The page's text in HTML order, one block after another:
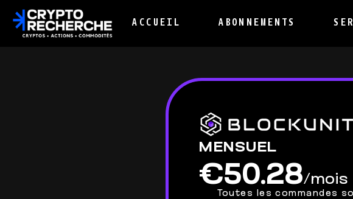
ACCUEIL ABONNEMENTS
MENSUEL
€50.28/mois
Toutes les commandes